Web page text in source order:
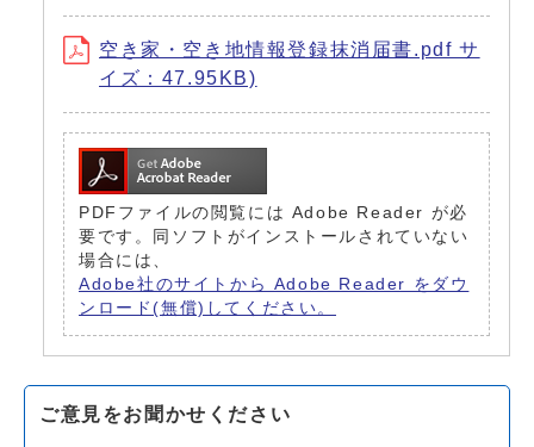
空き家・空き地情報登録抹消届書.pdf サ
イズ：47.95KB)
PDFファイルの閲覧には Adobe Reader が必
要です。同ソフトがインストールされていない
場合には、
Adobe社のサイトから Adobe Reader をダウ
ンロード(無償)してください。
ご意見をお聞かせください